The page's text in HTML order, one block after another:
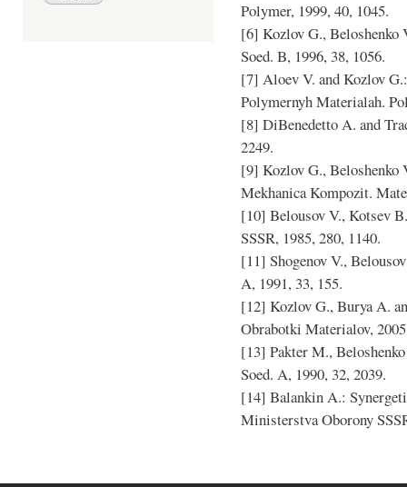
Polymer, 1999, 40, 1045.
[6] Kozlov G., Beloshenko
Soed. B, 1996, 38, 1056.
[7] Aloev V. and Kozlov
Polymernyh Materialah.
[8] DiBenedetto A. and
2249.
[9] Kozlov G., Beloshenko
Mekhanica Kompozit.
[10] Belousov V., Kotsev
SSSR, 1985, 280, 1140.
[11] Shogenov V.,
A, 1991, 33, 155.
[12] Kozlov G., Burya A.
Obrabotki Materialov,
[13] Pakter M.,
Soed. A, 1990, 32, 2039.
[14] Balankin A.:
Ministerstva Oborony